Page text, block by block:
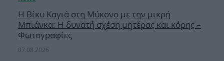
Η Βίκυ Καγιά στη Μύκονο με την μικρή
Μπιάνκα: Η δυνατή σχέση μητέρας και κόρης –
Φωτογραφίες
07.08.2026